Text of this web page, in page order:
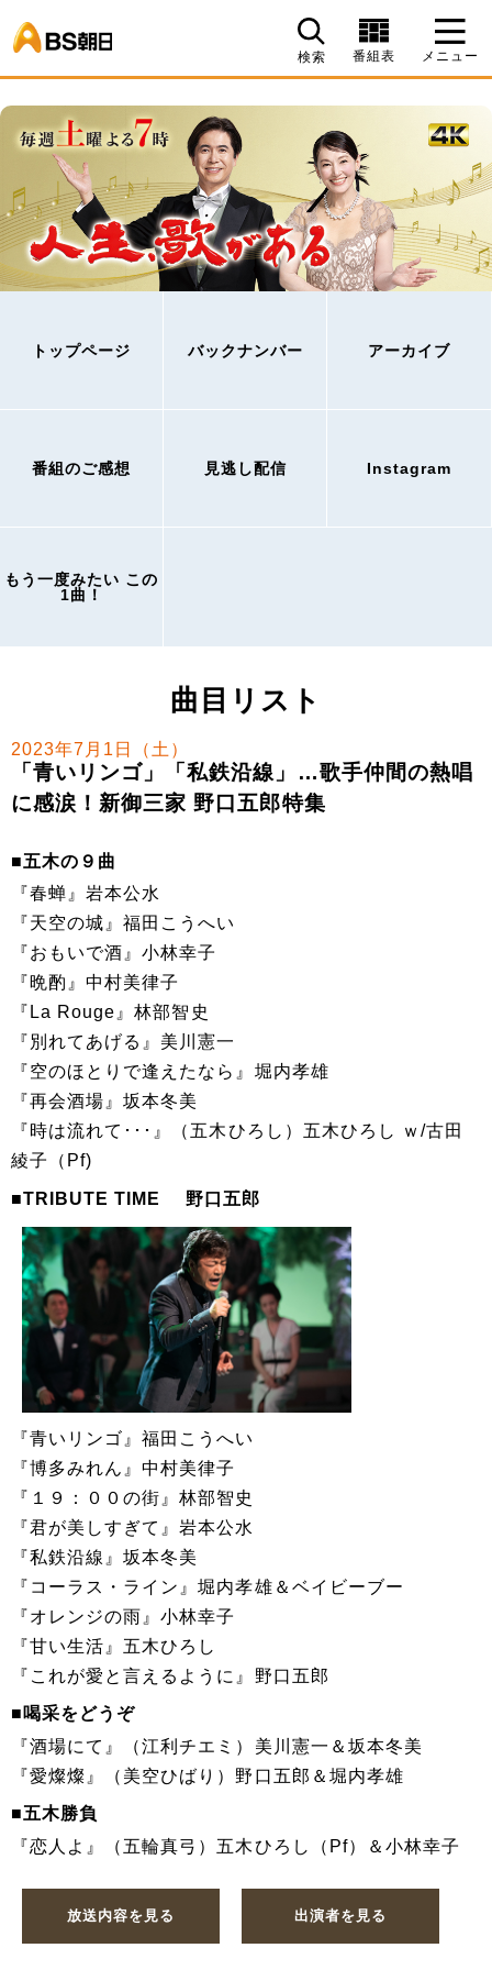
検索 番組表 メニュー
トップページ バックナンバー アーカイブ
番組のご感想 見逃し配信 Instagram
もう一度みたい この
1曲！
曲目リスト
2023年7月1日（土）
「青いリンゴ」「私鉄沿線」…歌手仲間の熱唱
に感涙！新御三家 野口五郎特集
■五木の９曲
『春蝉』岩本公水
『天空の城』福田こうへい
『おもいで酒』小林幸子
『晩酌』中村美律子
『La Rouge』林部智史
『別れてあげる』美川憲一
『空のほとりで逢えたなら』堀内孝雄
『再会酒場』坂本冬美
『時は流れて･･･』（五木ひろし）五木ひろし ｗ/古田
綾子（Pf)
■TRIBUTE TIME 野口五郎
『青いリンゴ』福田こうへい
『博多みれん』中村美律子
『１９：００の街』林部智史
『君が美しすぎて』岩本公水
『私鉄沿線』坂本冬美
『コーラス・ライン』堀内孝雄＆ベイビーブー
『オレンジの雨』小林幸子
『甘い生活』五木ひろし
『これが愛と言えるように』野口五郎
■喝采をどうぞ
『酒場にて』（江利チエミ）美川憲一＆坂本冬美
『愛燦燦』（美空ひばり）野口五郎＆堀内孝雄
■五木勝負
『恋人よ』（五輪真弓）五木ひろし（Pf）＆小林幸子
放送内容を見る 出演者を見る